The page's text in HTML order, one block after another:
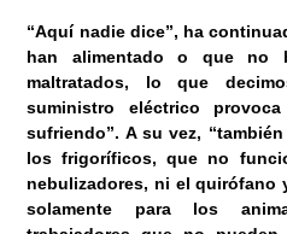
“Aquí nadie dice”, ha
han alimentado o que no
maltratados, lo que
suministro eléctrico
sufriendo”. A su vez,
los frigoríficos, que no
nebulizadores, ni el quirófano
solamente para los